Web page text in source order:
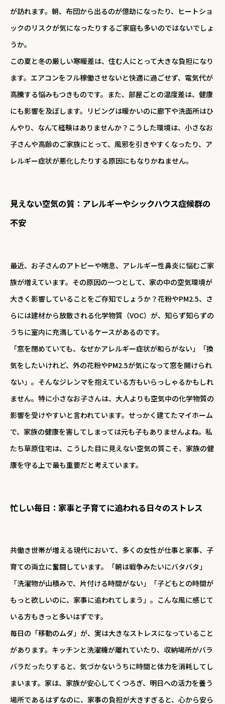
が訪れます。朝、布団から出るのが億劫になったり、ヒートショ
ックのリスクが気になったりするご家庭も多いのではないでしょ
うか。
この夏と冬の厳しい寒暖差は、住む人にとって大きな負担になり
ます。エアコンをフル稼働させないと快適に過ごせず、電気代が
高騰する悩みもつきものです。また、部屋ごとの温度差は、健康
にも影響を及ぼします。リビングは暖かいのに廊下や洗面所はひ
んやり、なんて経験はありませんか？こうした環境は、小さなお
子さんや高齢のご家族にとって、風邪を引きやすくなったり、ア
レルギー症状が悪化したりする原因にもなりかねません。
見えない空気の質：アレルギーやシックハウス症候群の
不安
最近、お子さんのアトピーや喘息、アレルギー性鼻炎に悩むご家
族が増えています。その原因の一つとして、家の中の空気環境が
大きく影響していることをご存知でしょうか？花粉やPM2.5、さ
らには建材から放散される化学物質（VOC）が、知らず知らずの
うちに室内に充満しているケースがあるのです。
「窓を閉めていても、なぜかアレルギー症状が和らがない」「換
気をしたいけれど、外の花粉やPM2.5が気になって窓を開けられ
ない」。そんなジレンマを抱えている方もいらっしゃるかもしれ
ません。特に小さなお子さんは、大人よりも空気中の化学物質の
影響を受けやすいと言われています。せっかく建てたマイホーム
で、家族の健康を害してしまっては元も子もありませんよね。私
たち草原住宅は、こうした目に見えない空気の質こそ、家族の健
康を守る上で最も重要だと考えています。
忙しい毎日：家事と子育てに追われる日々のストレス
共働き世帯が増える現代において、多くの女性が仕事と家事、子
育ての両立に奮闘しています。「朝は戦争みたいにバタバタ」
「洗濯物が山積みで、片付ける時間がない」「子どもとの時間が
もっと欲しいのに、家事に追われてしまう」。こんな風に感じて
いる方もきっと多いはずです。
毎日の「移動のムダ」が、実は大きなストレスになっていること
があります。キッチンと洗濯機が離れていたり、収納場所がバラ
バラだったりすると、気づかないうちに時間と体力を消耗してし
まいます。家は、家族が安心してくつろぎ、明日への活力を養う
場所であるはずなのに、家事の負担が大きすぎると、心から安ら